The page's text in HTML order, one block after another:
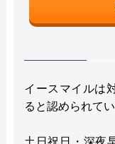
イースマイルは
ると認められて
土日祝日・深夜